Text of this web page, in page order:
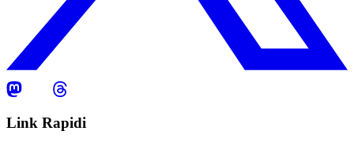
Link Rapidi